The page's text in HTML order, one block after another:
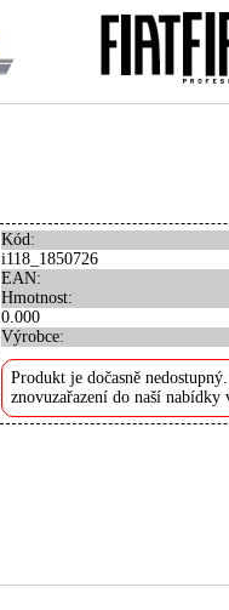
Kód:
i118_1850726
EAN:
Hmotnost:
0.000
Výrobce:
Produkt je dočasně
znovuzařazení do naší